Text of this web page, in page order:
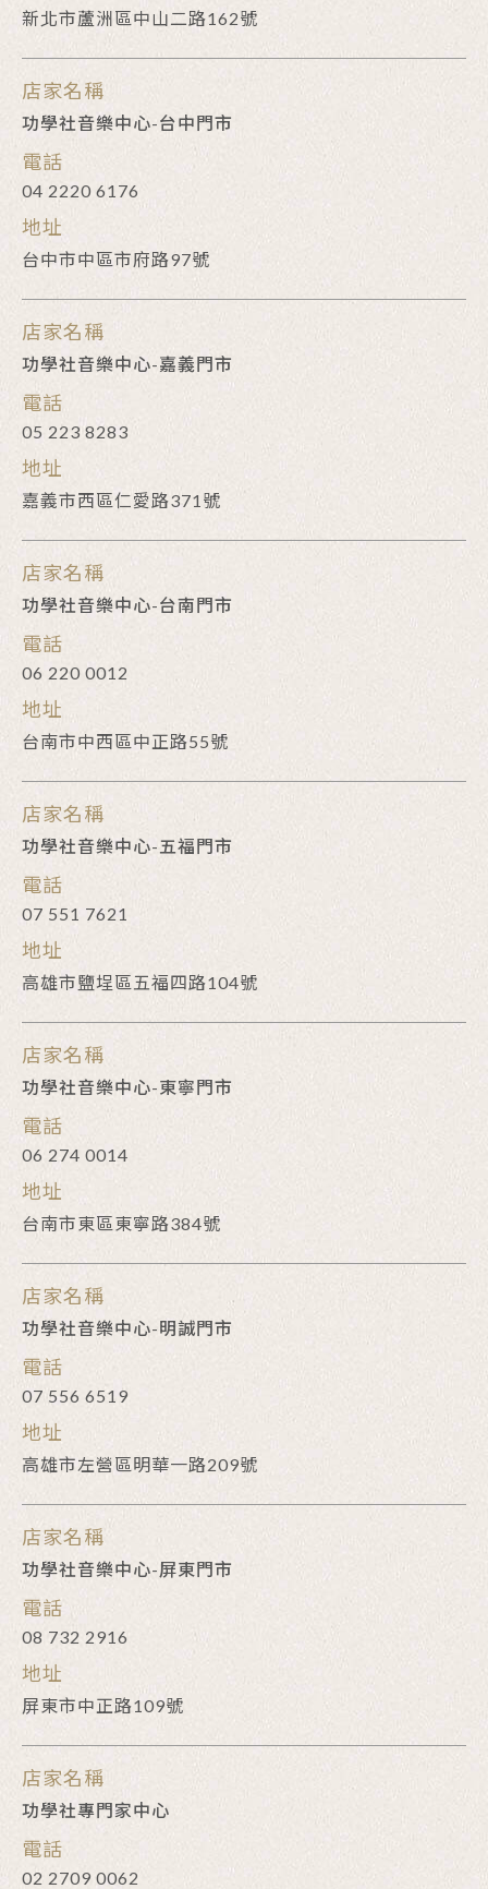
新北市蘆洲區中山二路162號
店家名稱
功學社音樂中心-台中門市
電話
04 2220 6176
地址
台中市中區市府路97號
店家名稱
功學社音樂中心-嘉義門市
電話
05 223 8283
地址
嘉義市西區仁愛路371號
店家名稱
功學社音樂中心-台南門市
電話
06 220 0012
地址
台南市中西區中正路55號
店家名稱
功學社音樂中心-五福門市
電話
07 551 7621
地址
高雄市鹽埕區五福四路104號
店家名稱
功學社音樂中心-東寧門市
電話
06 274 0014
地址
台南市東區東寧路384號
店家名稱
功學社音樂中心-明誠門市
電話
07 556 6519
地址
高雄市左營區明華一路209號
店家名稱
功學社音樂中心-屏東門市
電話
08 732 2916
地址
屏東市中正路109號
店家名稱
功學社專門家中心
電話
02 2709 0062